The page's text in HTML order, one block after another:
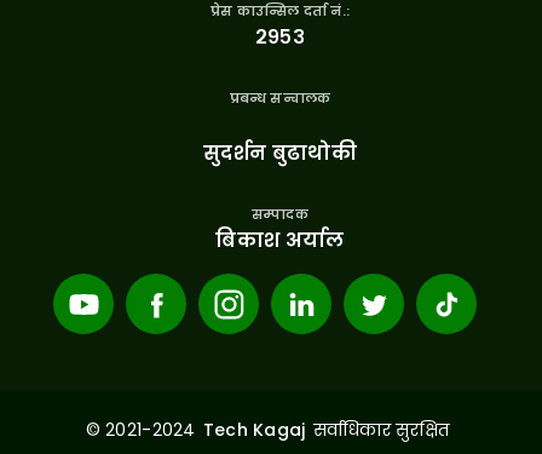
प्रेस काउन्सिल दर्ता नं.:
२९५३
प्रबन्ध सन्चालक
सुदर्शन बुढाथोकी
सम्पादक
बिकाश अर्याल
© 2021-2024 Tech Kagaj सर्वाधिकार सुरक्षित